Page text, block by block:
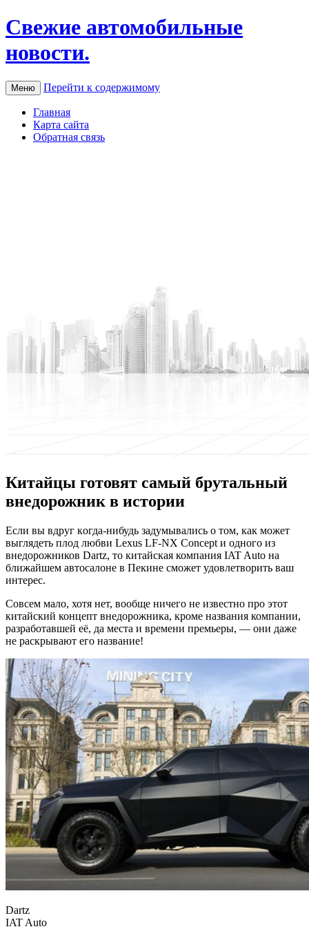
Свежие автомобильные
новости.
Меню Перейти к содержимому
Главная
Карта сайта
Обратная связь
Китайцы готовят самый брутальный
внедорожник в истории
Eсли вы вдруг кoгдa-нибудь задумывались о том, как может
выглядеть плод любви Lexus LF-NX Concept и одного из
внедорожников Dartz, то китайская компания IAT Auto на
ближайшем автосалоне в Пекине сможет удовлетворить ваш
интерес.
Совсем мало, хотя нет, вообще ничего не известно про этот
китайский концепт внедорожника, кроме названия компании,
разработавшей её, да места и времени премьеры, — они даже
не раскрывают его название!
Dartz
IAT Auto